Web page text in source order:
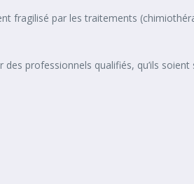
fragilisé par les traitements
des professionnels qualifiés, qu’ils